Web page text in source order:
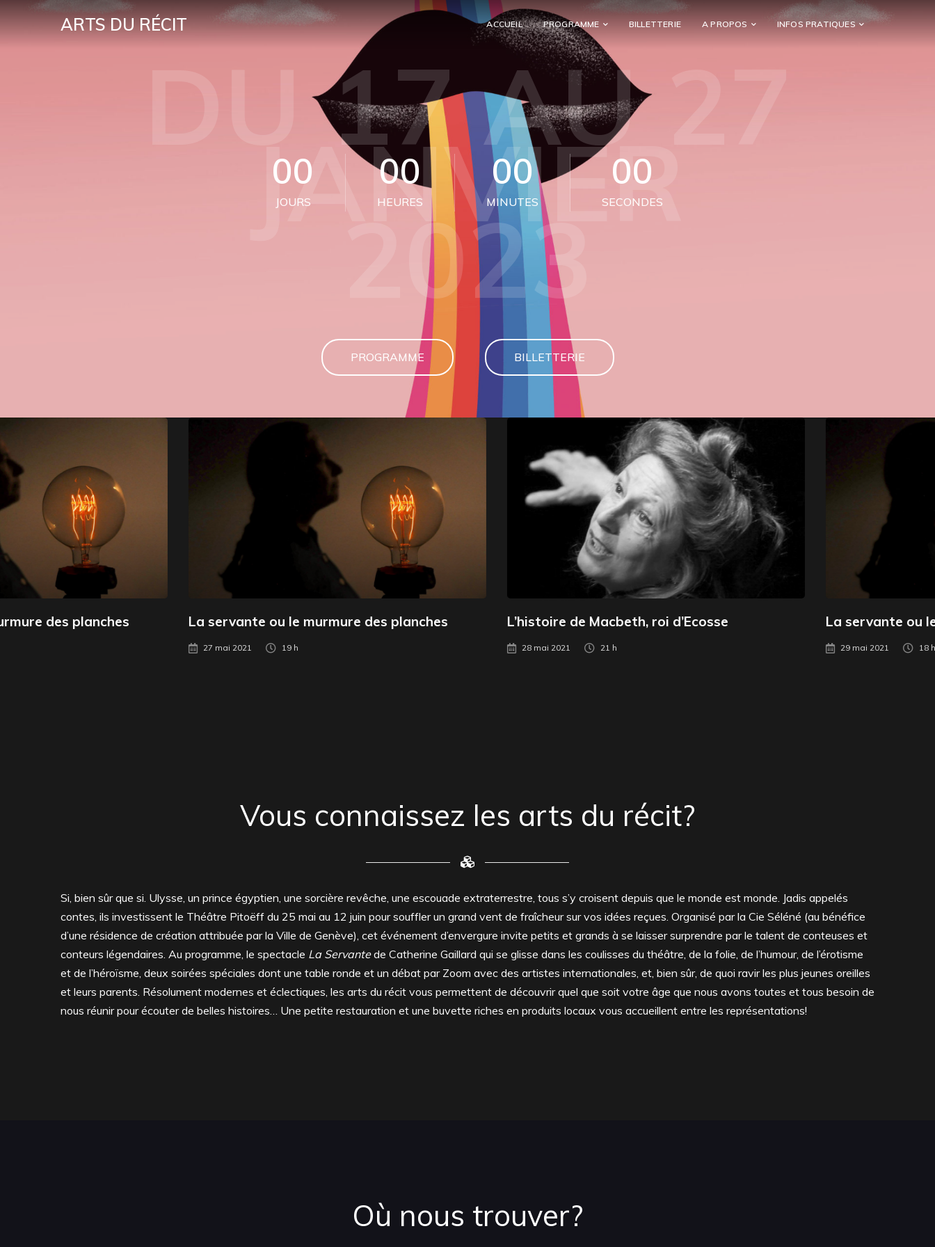
ARTS DU RÉCIT ACCUEIL PROGRAMME BILLETTERIE A PROPOS INFOS PRATIQUES
DU 17 AU 27
JANVIER
2023
00
JOURS
00
HEURES
00
MINUTES
00
SECONDES
PROGRAMME BILLETTERIE
La servante ou le murmure des planches L’histoire de Macbeth, roi d’Ecosse La servante ou le murmure des planches
Vous connaissez les arts du récit?
Si, bien sûr que si. Ulysse, un prince égyptien, une sorcière revêche, une escouade extraterrestre, tous s’y croisent depuis que le monde est monde. Jadis appelés
contes, ils investissent le Théâtre Pitoëff du 25 mai au 12 juin pour souffler un grand vent de fraîcheur sur vos idées reçues. Organisé par la Cie Séléné (au bénéfice
d’une résidence de création attribuée par la Ville de Genève), cet événement d’envergure invite petits et grands à se laisser surprendre par le talent de conteuses et
conteurs légendaires. Au programme, le spectacle La Servantede Catherine Gaillard qui se glisse dans les coulisses du théâtre, de la folie, de l’humour, de l’érotisme
et de l’héroïsme, deux soirées spéciales dont une table ronde et un débat par Zoom avec des artistes internationales, et, bien sûr, de quoi ravir les plus jeunes oreilles
et leurs parents. Résolument modernes et éclectiques, les arts du récit vous permettent de découvrir quel que soit votre âge que nous avons toutes et tous besoin de
nous réunir pour écouter de belles histoires… Une petite restauration et une buvette riches en produits locaux vous accueillent entre les représentations!
Où nous trouver?